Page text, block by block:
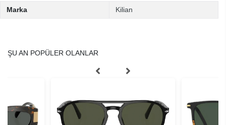
Marka Kilian
ŞU AN POPÜLER OLANLAR